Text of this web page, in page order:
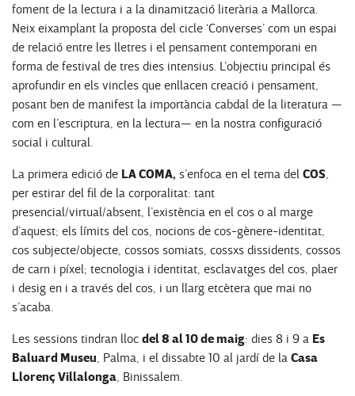
foment de la lectura i a la dinamització literària a Mallorca.
Neix eixamplant la proposta del cicle ‘Converses’ com un espai
de relació entre les lletres i el pensament contemporani en
forma de festival de tres dies intensius. L’objectiu principal és
aprofundir en els vincles que enllacen creació i pensament,
posant ben de manifest la importància cabdal de la literatura —
com en l’escriptura, en la lectura— en la nostra configuració
social i cultural.
La primera edició de LA COMA, s’enfoca en el tema del COS,
per estirar del fil de la corporalitat: tant
presencial/virtual/absent, l’existència en el cos o al marge
d’aquest; els límits del cos, nocions de cos-gènere-identitat,
cos subjecte/objecte, cossos somiats, cossxs dissidents, cossos
de carn i píxel; tecnologia i identitat, esclavatges del cos, plaer
i desig en i a través del cos, i un llarg etcètera que mai no
s’acaba.
Les sessions tindran lloc del 8 al 10 de maig: dies 8 i 9 a Es
Baluard Museu, Palma, i el dissabte 10 al jardí de la Casa
Llorenç Villalonga, Binissalem.